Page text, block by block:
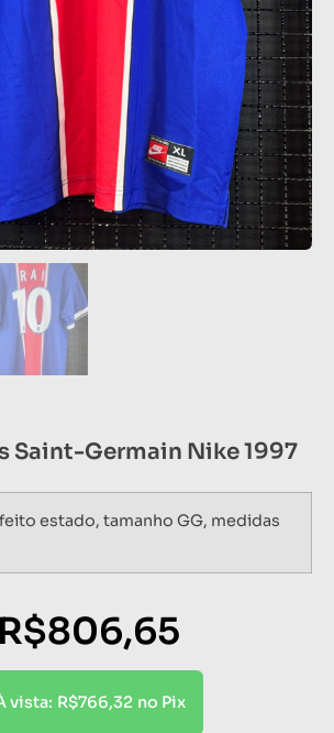
Saint-Germain Nike 1997
estado, tamanho GG, medidas
R$806,65
vista: R$766,32 no Pix